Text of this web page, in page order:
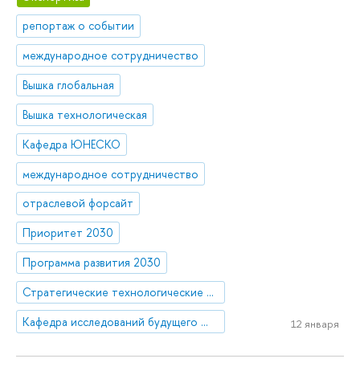
репортаж о событии
международное сотрудничество
Вышка глобальная
Вышка технологическая
Кафедра ЮНЕСКО
международное сотрудничество
отраслевой форсайт
Приоритет 2030
Программа развития 2030
Стратегические технологические проекты
Кафедра исследований будущего ЮНЕСКО
12 января